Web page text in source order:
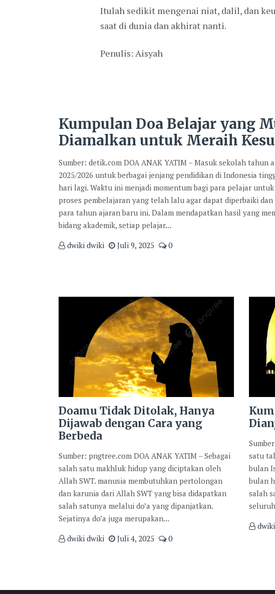
Itulah sedikit mengenai niat, dalil, dan
saat di dunia dan akhirat nanti.
Penulis: Aisyah
Kumpulan Doa Belajar yang
Diamalkan untuk Meraih
Sumber: detik.com DOA ANAK YATIM – Masuk sekolah tahun
2025/2026 untuk berbagai jenjang pendidikan di Indonesia
hari lagi. Waktu ini menjadi momentum bagi para pelajar
proses pembelajaran yang telah lalu agar dapat diperbaiki
para tahun ajaran baru ini. Dalam mendapatkan hasil yang
bidang akademik, setiap pelajar...
dwiki dwiki
Juli 9, 2025 0
Doamu Tidak Ditolak, Hanya
Dijawab dengan Cara yang
Berbeda
Sumber: pngtree.com DOA ANAK YATIM – Sebagai
salah satu makhluk hidup yang diciptakan oleh
Allah SWT. manusia membutuhkan pertolongan
dan karunia dari Allah SWT yang bisa didapatkan
salah satunya melalui do’a yang dipanjatkan.
Sejatinya do’a juga merupakan...
dwiki dwiki
Juli 4, 2025 0
satu
bulan
bulan
salah